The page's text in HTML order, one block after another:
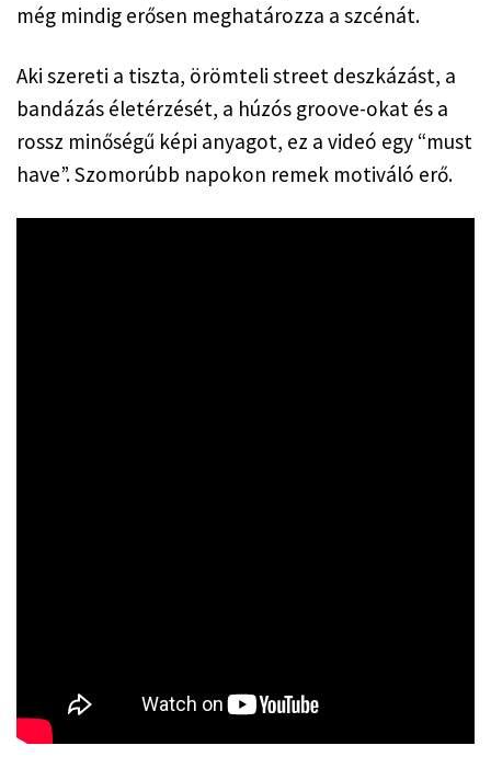
még mindig erősen meghatározza a szcénát.
Aki szereti a tiszta, örömteli street deszkázást, a
bandázás életérzését, a húzós groove-okat és a
rossz minőségű képi anyagot, ez a videó egy “must
have”. Szomorúbb napokon remek motiváló erő.